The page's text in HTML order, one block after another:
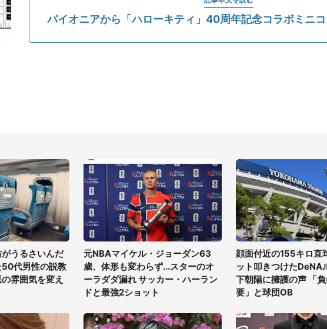
パイオニアから「ハローキティ」40周年記念コラボミニ
うるさいんだ
50代男性の説教
雰囲気を変え
元NBAマイケル・ジョーダン63
歳、体形も変わらず...スターのオ
ーラダダ漏れ サッカー・ハーラン
ドと最強2ショット
顔面付近の155キロ直
ット叩きつけたDeNA
下朝陽に擁護の声 「
要」と球団OB